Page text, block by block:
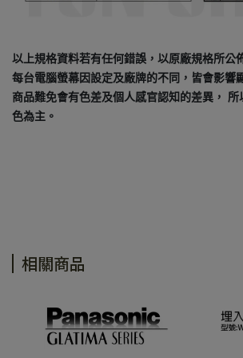
以上規格資料若有任何錯誤，以原廠規格所公
每台電腦螢幕因設定及廠牌的不同，皆會影響
商品難免會有色差及個人感官認知的差異，
色為主。
相關商品